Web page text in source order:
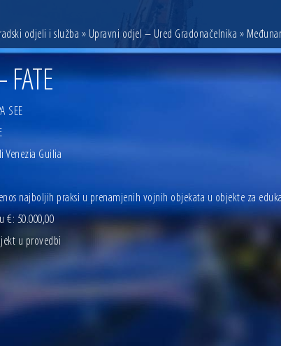
izdanjem Večeri vina i umjetnosti završen Vinski mjesec
8. sjednica Gradskog vijeća Grada Osijeka. Gradonačelnik Radić istaknuo da je u
povoljnih vodostaja i pravodobnih mjera komarci ove godine pod kontrolom
Osijeku obilježen Dan pobjede i domovinske zahvalnosti i Dan hrvatskih branitelja
odjeli i služba » Upravni odjel – Ured Gradonačelnika »
FATE
SEE
Venezia Guilia
najboljih praksi u prenamjenih vojnih objekata u objekte za
€: 50.000,00
u provedbi